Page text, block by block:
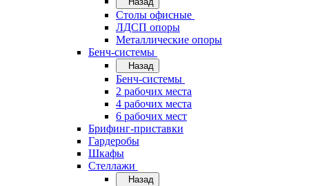
Cтолы офисные
ЛДСП опоры
Металлические опоры
Бенч-системы
Назад
Бенч-системы
2 рабочих места
4 рабочих места
6 рабочих мест
Брифинг-приставки
Гардеробы
Шкафы
Стеллажи
Назад